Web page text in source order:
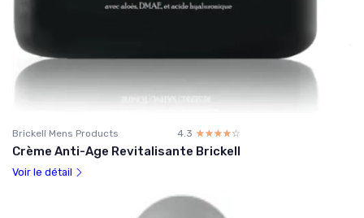
Brickell Mens Products 4.3 ☆☆☆☆☆
★★★★★
Crème Anti-Age Revitalisante Brickell
Voir le détail